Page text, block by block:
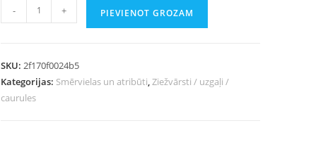
- + PIEVIENOT GROZAM
SKU:2f170f0024b5
Kategorijas: Smērvielas un atribūti,Ziežvārsti / uzgaļi /
caurules